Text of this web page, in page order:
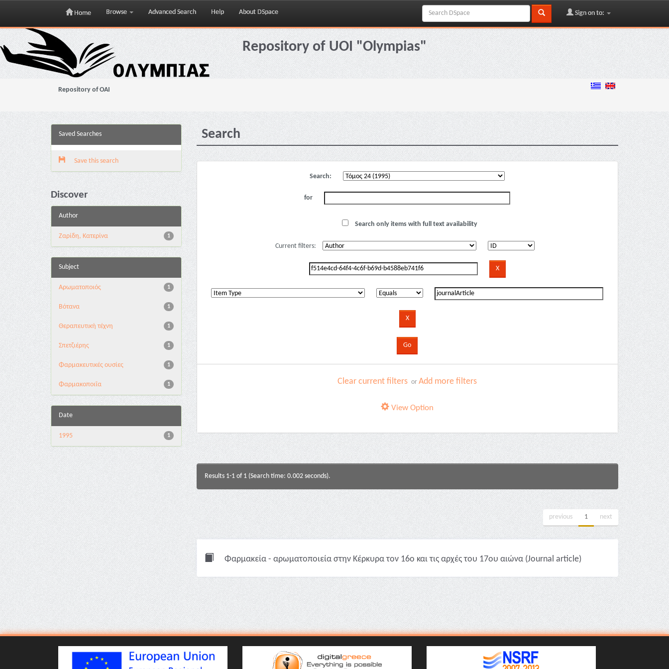
Skip
navigation
Home Browse Advanced Search Help About DSpace Sign on to:
Repository of UOI "Olympias"
Repository of OAI
Saved Searches
Save this search
Discover
Author
1
Ζαρίδη, Κατερίνα
Subject
1
Αρωματοποιός
1
Βότανα
1
Θεραπευτική τέχνη
1
Σπετζιέρης
1
Φαρμακευτικές ουσίες
1
Φαρμακοποιΐα
Date
1
1995
Search
Search:
for
Search only items with full text availability
Current filters:
Clear current filters orAdd more filters
View Option
Results 1-1 of 1 (Search time: 0.002 seconds).
previous 1 next
Φαρμακεία - αρωματοποιεία στην Κέρκυρα τον 16ο και τις αρχές του 17ου αιώνα (Journal article)